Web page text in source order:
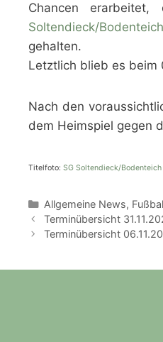
Chancen
Soltendieck/
gehalten.
Letztlich blieb es
Nach den
dem Heimspiel gegen
Titelfoto: SG Soltendieck/Bodenteich
Kategorien
Allgemeine News,
Terminübersicht
Terminübersicht